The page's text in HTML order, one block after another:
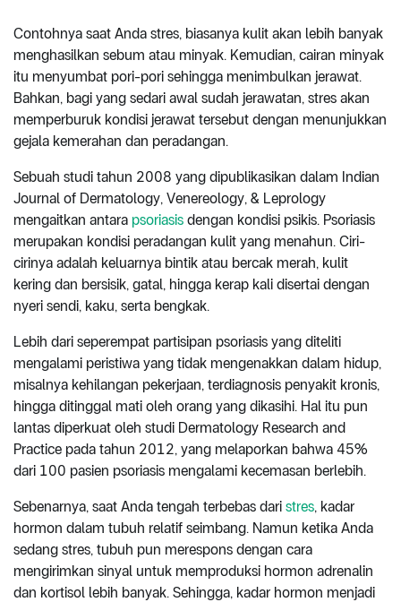
Contohnya saat Anda stres, biasanya kulit akan lebih banyak
menghasilkan sebum atau minyak. Kemudian, cairan minyak
itu menyumbat pori-pori sehingga menimbulkan jerawat.
Bahkan, bagi yang sedari awal sudah jerawatan, stres akan
memperburuk kondisi jerawat tersebut dengan menunjukkan
gejala kemerahan dan peradangan.
Sebuah studi tahun 2008 yang dipublikasikan dalam Indian
Journal of Dermatology, Venereology, & Leprology
mengaitkan antara psoriasis dengan kondisi psikis. Psoriasis
merupakan kondisi peradangan kulit yang menahun. Ciri-
cirinya adalah keluarnya bintik atau bercak merah, kulit
kering dan bersisik, gatal, hingga kerap kali disertai dengan
nyeri sendi, kaku, serta bengkak.
Lebih dari seperempat partisipan psoriasis yang diteliti
mengalami peristiwa yang tidak mengenakkan dalam hidup,
misalnya kehilangan pekerjaan, terdiagnosis penyakit kronis,
hingga ditinggal mati oleh orang yang dikasihi. Hal itu pun
lantas diperkuat oleh studi Dermatology Research and
Practice pada tahun 2012, yang melaporkan bahwa 45%
dari 100 pasien psoriasis mengalami kecemasan berlebih.
Sebenarnya, saat Anda tengah terbebas dari stres, kadar
hormon dalam tubuh relatif seimbang. Namun ketika Anda
sedang stres, tubuh pun merespons dengan cara
mengirimkan sinyal untuk memproduksi hormon adrenalin
dan kortisol lebih banyak. Sehingga, kadar hormon menjadi